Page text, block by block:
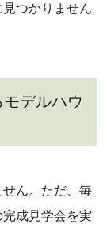
つかりません
デルハウ
ん。ただ、毎
成見学会を実